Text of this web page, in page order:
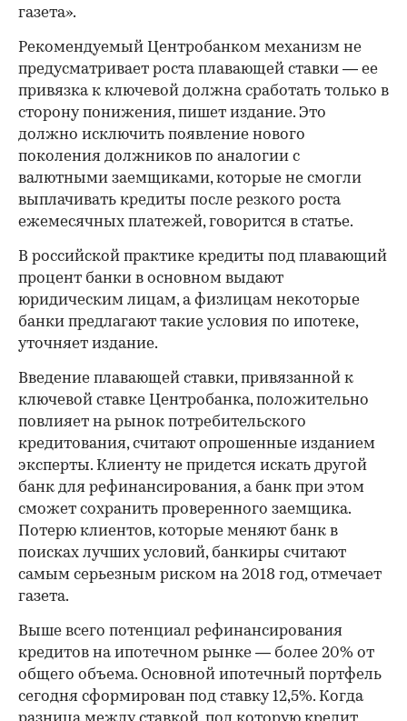
газета».
Рекомендуемый Центробанком механизм не
предусматривает роста плавающей ставки — ее
привязка к ключевой должна сработать только в
сторону понижения, пишет издание. Это
должно исключить появление нового
поколения должников по аналогии с
валютными заемщиками, которые не смогли
выплачивать кредиты после резкого роста
ежемесячных платежей, говорится в статье.
В российской практике кредиты под плавающий
процент банки в основном выдают
юридическим лицам, а физлицам некоторые
банки предлагают такие условия по ипотеке,
уточняет издание.
Введение плавающей ставки, привязанной к
ключевой ставке Центробанка, положительно
повлияет на рынок потребительского
кредитования, считают опрошенные изданием
эксперты. Клиенту не придется искать другой
банк для рефинансирования, а банк при этом
сможет сохранить проверенного заемщика.
Потерю клиентов, которые меняют банк в
поисках лучших условий, банкиры считают
самым серьезным риском на 2018 год, отмечает
газета.
Выше всего потенциал рефинансирования
кредитов на ипотечном рынке — более 20% от
общего объема. Основной ипотечный портфель
сегодня сформирован под ставку 12,5%. Когда